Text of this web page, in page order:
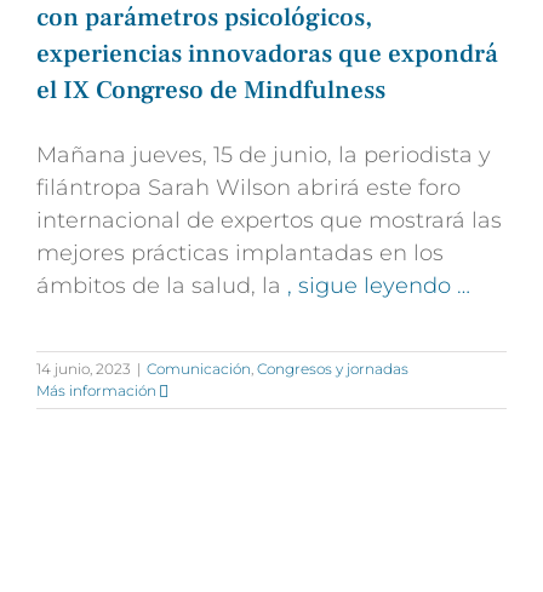
con parámetros psicológicos,
experiencias innovadoras que expondrá
el IX Congreso de Mindfulness
Mañana jueves, 15 de junio, la periodista y
filántropa Sarah Wilson abrirá este foro
internacional de expertos que mostrará las
mejores prácticas implantadas en los
ámbitos de la salud, la , sigue leyendo …
14 junio, 2023 | Comunicación, Congresos y jornadas
Más información